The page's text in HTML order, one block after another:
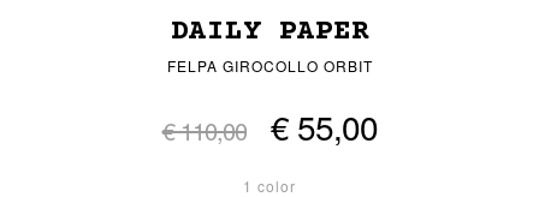
DAILY PAPER
FELPA GIROCOLLO ORBIT
€ 110,00 € 55,00
1 color